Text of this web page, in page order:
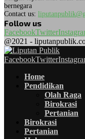
bernegara
Contact us:
Follow us
FacebookTwitter
@2021 -
FacebookTwitter
Home
Pendidikan
Olah Raga
Birokrasi
Pertanian
Birokrasi
Pertanian